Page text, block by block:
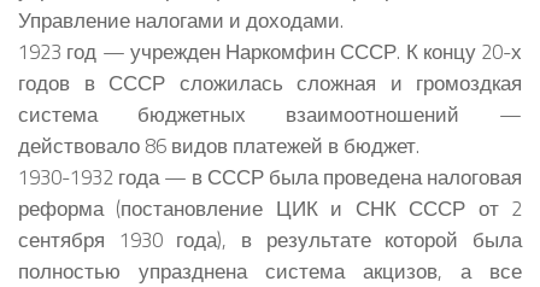
Управление налогами и доходами.
1923 год — учрежден Наркомфин СССР. К концу 20-х
годов в СССР сложилась сложная и громоздкая
система бюджетных взаимоотношений —
действовало 86 видов платежей в бюджет.
1930-1932 года — в СССР была проведена налоговая
реформа (постановление ЦИК и СНК СССР от 2
сентября 1930 года), в результате которой была
полностью упразднена система акцизов, а все